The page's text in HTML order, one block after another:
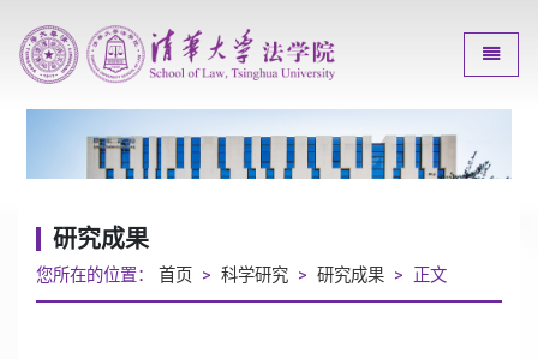
研究成果
您所在的位置： 首页 > 科学研究 > 研究成果 > 正文